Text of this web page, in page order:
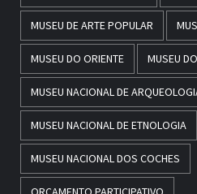
MUSEU DE ARTE POPULAR
MUSEU DO ORIENTE MUSEU
MUSEU NACIONAL DE
MUSEU NACIONAL DE ETNOLOGIA
MUSEU NACIONAL DOS COCHES